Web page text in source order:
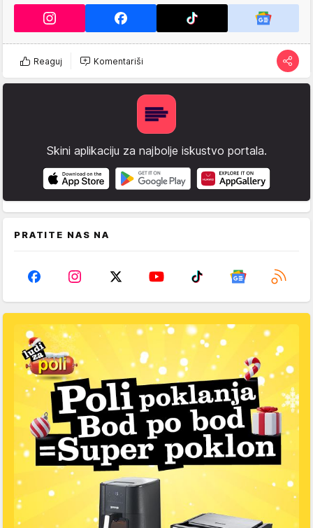
Reaguj Komentariši
Skini aplikaciju za najbolje iskustvo portala.
PRATITE NAS NA